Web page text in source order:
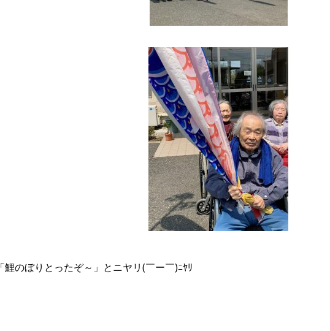
「鯉のぼりとったぞ～」とニヤリ(￣ー￣)ﾆﾔﾘ